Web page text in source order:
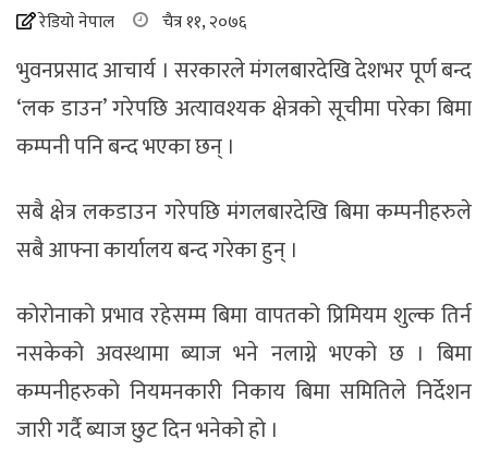
रेडियो नेपाल चैत्र ११, २०७६
भुवनप्रसाद आचार्य । सरकारले मंगलबारदेखि देशभर पूर्ण बन्द
‘लक डाउन’ गरेपछि अत्यावश्यक क्षेत्रको सूचीमा परेका बिमा
कम्पनी पनि बन्द भएका छन् ।
सबै क्षेत्र लकडाउन गरेपछि मंगलबारदेखि बिमा कम्पनीहरुले
सबै आफ्ना कार्यालय बन्द गरेका हुन् ।
कोरोनाको प्रभाव रहेसम्म बिमा वापतको प्रिमियम शुल्क तिर्न
नसकेको अवस्थामा ब्याज भने नलाग्ने भएको छ । बिमा
कम्पनीहरुको नियमनकारी निकाय बिमा समितिले निर्देशन
जारी गर्दै ब्याज छुट दिन भनेको हो ।